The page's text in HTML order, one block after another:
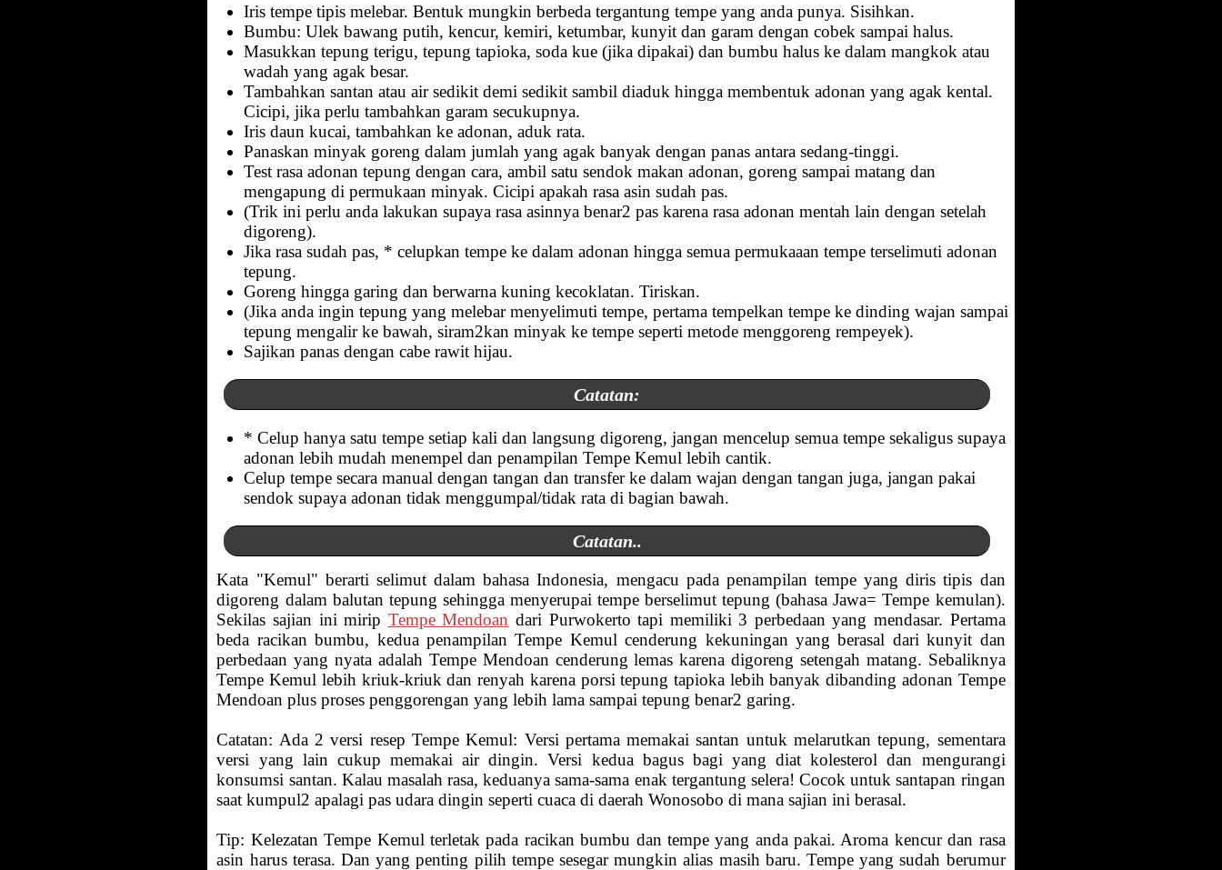
Iris tempe tipis melebar. Bentuk mungkin berbeda tergantung tempe yang anda punya. Sisihkan.
Bumbu: Ulek bawang putih, kencur, kemiri, ketumbar, kunyit dan garam dengan cobek sampai halus.
Masukkan tepung terigu, tepung tapioka, soda kue (jika dipakai) dan bumbu halus ke dalam mangkok atau
wadah yang agak besar.
Tambahkan santan atau air sedikit demi sedikit sambil diaduk hingga membentuk adonan yang agak kental.
Cicipi, jika perlu tambahkan garam secukupnya.
Iris daun kucai, tambahkan ke adonan, aduk rata.
Panaskan minyak goreng dalam jumlah yang agak banyak dengan panas antara sedang-tinggi.
Test rasa adonan tepung dengan cara, ambil satu sendok makan adonan, goreng sampai matang dan
mengapung di permukaan minyak. Cicipi apakah rasa asin sudah pas.
(Trik ini perlu anda lakukan supaya rasa asinnya benar2 pas karena rasa adonan mentah lain dengan setelah
digoreng).
Jika rasa sudah pas, * celupkan tempe ke dalam adonan hingga semua permukaaan tempe terselimuti adonan
tepung.
Goreng hingga garing dan berwarna kuning kecoklatan. Tiriskan.
(Jika anda ingin tepung yang melebar menyelimuti tempe, pertama tempelkan tempe ke dinding wajan sampai
tepung mengalir ke bawah, siram2kan minyak ke tempe seperti metode menggoreng rempeyek).
Sajikan panas dengan cabe rawit hijau.
Catatan:
* Celup hanya satu tempe setiap kali dan langsung digoreng, jangan mencelup semua tempe sekaligus supaya
adonan lebih mudah menempel dan penampilan Tempe Kemul lebih cantik.
Celup tempe secara manual dengan tangan dan transfer ke dalam wajan dengan tangan juga, jangan pakai
sendok supaya adonan tidak menggumpal/tidak rata di bagian bawah.
Catatan..
Kata "Kemul" berarti selimut dalam bahasa Indonesia, mengacu pada penampilan tempe yang diris tipis dan
digoreng dalam balutan tepung sehingga menyerupai tempe berselimut tepung (bahasa Jawa= Tempe kemulan).
Sekilas sajian ini mirip Tempe Mendoan dari Purwokerto tapi memiliki 3 perbedaan yang mendasar. Pertama
beda racikan bumbu, kedua penampilan Tempe Kemul cenderung kekuningan yang berasal dari kunyit dan
perbedaan yang nyata adalah Tempe Mendoan cenderung lemas karena digoreng setengah matang. Sebaliknya
Tempe Kemul lebih kriuk-kriuk dan renyah karena porsi tepung tapioka lebih banyak dibanding adonan Tempe
Mendoan plus proses penggorengan yang lebih lama sampai tepung benar2 garing.
Catatan: Ada 2 versi resep Tempe Kemul: Versi pertama memakai santan untuk melarutkan tepung, sementara
versi yang lain cukup memakai air dingin. Versi kedua bagus bagi yang diat kolesterol dan mengurangi
konsumsi santan. Kalau masalah rasa, keduanya sama-sama enak tergantung selera! Cocok untuk santapan ringan
saat kumpul2 apalagi pas udara dingin seperti cuaca di daerah Wonosobo di mana sajian ini berasal.
Tip: Kelezatan Tempe Kemul terletak pada racikan bumbu dan tempe yang anda pakai. Aroma kencur dan rasa
asin harus terasa. Dan yang penting pilih tempe sesegar mungkin alias masih baru. Tempe yang sudah berumur